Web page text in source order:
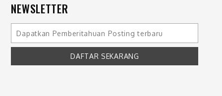
NEWSLETTER